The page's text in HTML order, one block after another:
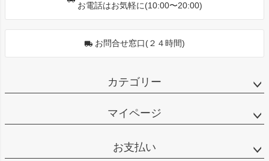
お電話はお気軽に(10:00〜20:00)
お問合せ窓口(２４時間)
カテゴリー
マイページ
お支払い